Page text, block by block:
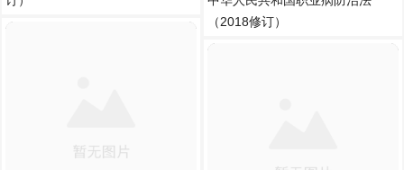
（2018修订）